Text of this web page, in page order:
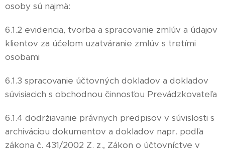
osoby sú najmä:
6.1.2 evidencia, tvorba a spracovanie zmlúv a údajov
klientov za účelom uzatváranie zmlúv s tretími
osobami
6.1.3 spracovanie účtovných dokladov a dokladov
súvisiacich s obchodnou činnosťou Prevádzkovateľa
6.1.4 dodržiavanie právnych predpisov v súvislosti s
archiváciou dokumentov a dokladov napr. podľa
zákona č. 431/2002 Z. z., Zákon o účtovníctve v